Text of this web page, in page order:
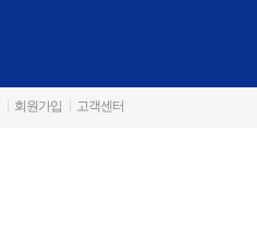
회원가입 고객센터